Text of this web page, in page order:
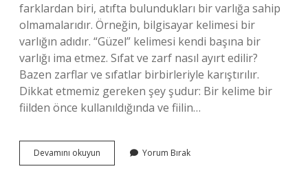
farklardan biri, atıfta bulundukları bir varlığa sahip
olmamalarıdır. Örneğin, bilgisayar kelimesi bir
varlığın adıdır. “Güzel” kelimesi kendi başına bir
varlığı ima etmez. Sıfat ve zarf nasıl ayırt edilir?
Bazen zarflar ve sıfatlar birbirleriyle karıştırılır.
Dikkat etmemiz gereken şey şudur: Bir kelime bir
fiilden önce kullanıldığında ve fiilin…
Devamını okuyun
Sıfat
Yorum Bırak